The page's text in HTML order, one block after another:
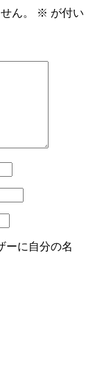
ん。 ※ が付い
ーに自分の名